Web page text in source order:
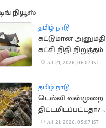
நியூஸ்
தமிழ் நாடு
கட்டுமான அனுமதி
கட்சி நிதி நிறுத்தம்..
வீடுகள் விலை
Jul 21, 2026, 06:07 IST
தமிழ் நாடு
டெல்லி வன்முறை
திட்டமிடப்பட்டதா? -
விசாரணை தீவிரம்
Jul 21, 2026, 05:07 IST